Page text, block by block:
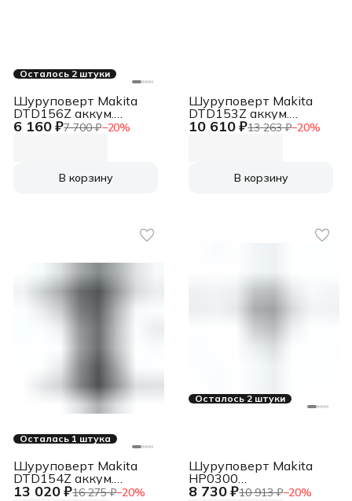
Осталось 2 штуки
6 160 ₽7 700 ₽−20%
Шуруповерт Makita
DTD156Z аккум.
патрон:шестигр.1/4"
В корзину
10 610 ₽13 263 ₽−20%
Шуруповерт Makita
DTD153Z аккум.
патрон:шестигр.1/4"
В корзину
Осталась 1 штука
13 020 ₽16 275 ₽−20%
Шуруповерт Makita
DTD154Z аккум.
патрон:шестигр.1/4"
Осталось 2 штуки
8 730 ₽10 913 ₽−20%
Шуруповерт Makita
HP0300
патрон:быстрозажимной